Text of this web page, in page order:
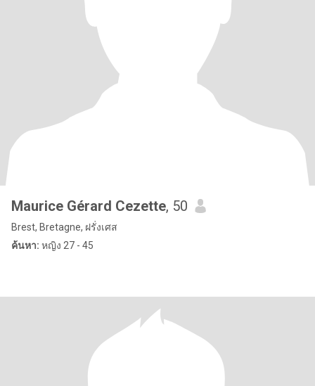
Maurice Gérard Cezette, 50
Brest, Bretagne, ฝรั่งเศส
ค้นหา: หญิง 27 - 45